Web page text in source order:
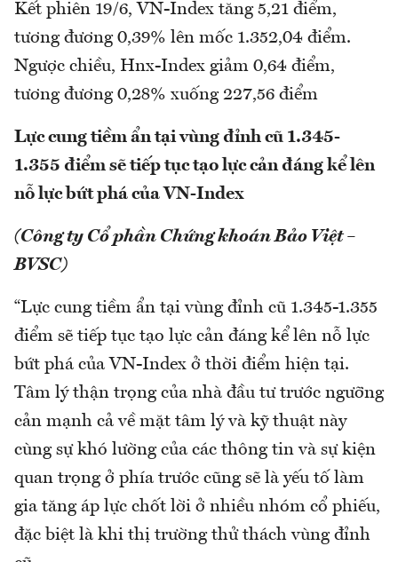
Kết phiên 19/6, VN-Index tăng 5,21 điểm,
tương đương 0,39% lên mốc 1.352,04 điểm.
Ngược chiều, Hnx-Index giảm 0,64 điểm,
tương đương 0,28% xuống 227,56 điểm
Lực cung tiềm ẩn tại vùng đỉnh cũ 1.345-
1.355 điểm sẽ tiếp tục tạo lực cản đáng kể lên
nỗ lực bứt phá của VN-Index
(Công ty Cổ phần Chứng khoán Bảo Việt –
BVSC)
“Lực cung tiềm ẩn tại vùng đỉnh cũ 1.345-1.355
điểm sẽ tiếp tục tạo lực cản đáng kể lên nỗ lực
bứt phá của VN-Index ở thời điểm hiện tại.
Tâm lý thận trọng của nhà đầu tư trước ngưỡng
cản mạnh cả về mặt tâm lý và kỹ thuật này
cùng sự khó lường của các thông tin và sự kiện
quan trọng ở phía trước cũng sẽ là yếu tố làm
gia tăng áp lực chốt lời ở nhiều nhóm cổ phiếu,
đặc biệt là khi thị trường thử thách vùng đỉnh